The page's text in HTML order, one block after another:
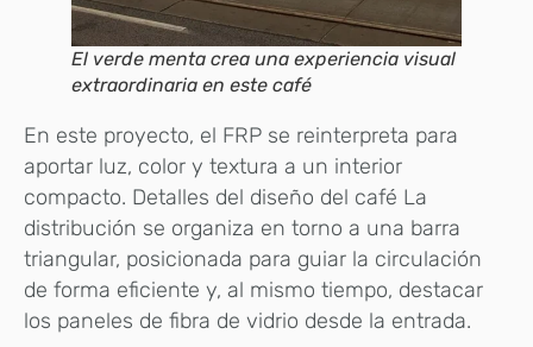
El verde menta crea una experiencia visual
extraordinaria en este café
En este proyecto, el FRP se reinterpreta para
aportar luz, color y textura a un interior
compacto. Detalles del diseño del café La
distribución se organiza en torno a una barra
triangular, posicionada para guiar la circulación
de forma eficiente y, al mismo tiempo, destacar
los paneles de fibra de vidrio desde la entrada.